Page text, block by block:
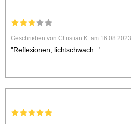
Geschrieben von Christian K. am 16.08.2023
"Reflexionen, lichtschwach. "